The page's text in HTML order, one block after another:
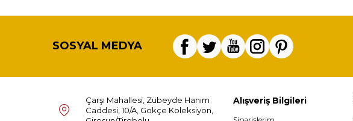
SOSYAL MEDYA
Çarşı Mahallesi, Zübeyde Hanım
Caddesi, 10/A, Gökçe Koleksiyon,
Alışveriş Bilgileri